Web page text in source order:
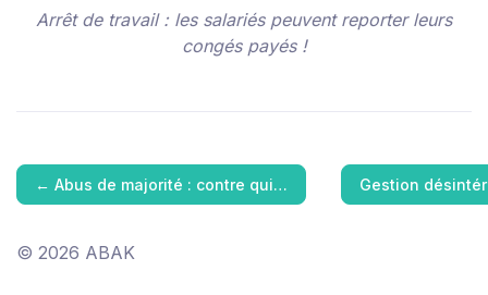
Arrêt de travail : les salariés peuvent reporter leurs
congés payés !
← Abus de majorité : contre qui… Gestion
© 2026 ABAK